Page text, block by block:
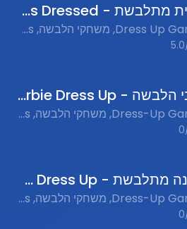
אורית מתלבשת - Orit Gets Dressed
Dress Up Games, משחקי הלבשה, Fashion Games, משחקי אופנה, Flash Nostalgia, משחקי פלאש נוסטלגים
ברבי הלבשה - Barbie Dress Up
Dress-Up Games, משחקי הלבשה, Flash Games, משחקי פלאש
סלינה מתלבשת - Selina Dress Up
Dress-Up Games, משחקי הלבשה, Fashion Games, משחקי אופנה, Flash Games, משחקי פלאש נוסטלגים